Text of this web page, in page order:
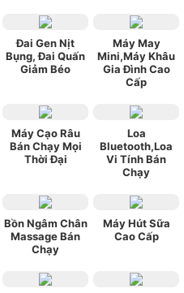
Đai Gen Nịt
Bụng, Đai Quấn
Giảm Béo
Máy May
Mini,Máy Khâu
Gia Đình Cao
Cấp
Máy Cạo Râu
Bán Chạy Mọi
Thời Đại
Loa
Bluetooth,Loa
Vi Tính Bán
Chạy
Bồn Ngâm Chân
Massage Bán
Chạy
Máy Hút Sữa
Cao Cấp